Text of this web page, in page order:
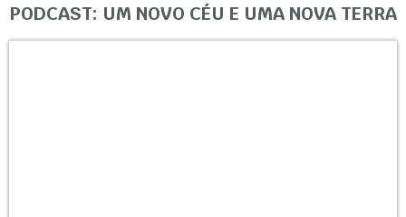
PODCAST: UM NOVO CÉU E UMA NOVA TERRA